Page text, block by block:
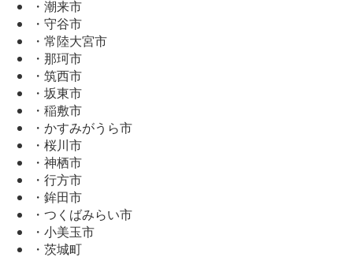
・潮来市
・守谷市
・常陸大宮市
・那珂市
・筑西市
・坂東市
・稲敷市
・かすみがうら市
・桜川市
・神栖市
・行方市
・鉾田市
・つくばみらい市
・小美玉市
・茨城町